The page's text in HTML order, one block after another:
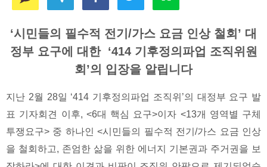
‘시민들의 필수적 전기/가스 요금 인상 철회’ 대
정부 요구에 대한 ‘414 기후정의파업 조직위원
회’의 입장을 알립니다
지난 2월 28일 ‘414 기후정의파업 조직위’의 대정부 요구 발
표 기자회견 이후, <6대 핵심 요구>이자 <13개 영역별 구체
투쟁요구> 중 하나인 <시민들의 필수적 전기/가스 요금 인상
을 철회하고, 존엄한 삶을 위한 에너지 기본권과 주거권을 보